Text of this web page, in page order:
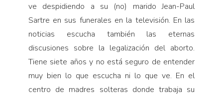
ve despidiendo a su (no) marido Jean-Paul
Sartre en sus funerales en la televisión. En las
noticias escucha también las eternas
discusiones sobre la legalización del aborto.
Tiene siete años y no está seguro de entender
muy bien lo que escucha ni lo que ve. En el
centro de madres solteras donde trabaja su